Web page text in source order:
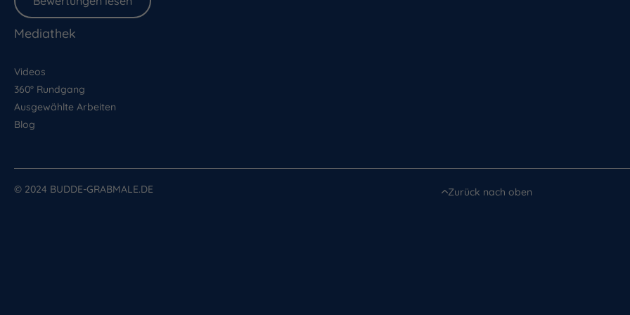
Mediathek
Videos
360° Rundgang
Ausgewählte Arbeiten
Blog
© 2024 BUDDE-GRABMALE.DE Zurück nach oben